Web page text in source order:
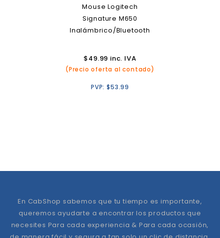
Mouse Logitech
Signature M650
Inalámbrico/Bluetooth
$49.99 inc. IVA
(Precio oferta al contado)
PVP:$53.99
En CabShop sabemos que tu tiempo es importante,
queremos ayudarte a encontrar los productos que
necesites Para cada experiencia & Para cada ocasión,